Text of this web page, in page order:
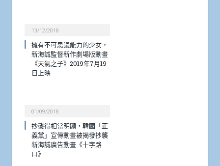
13/12/2018
擁有不可思議能力的少女，
新海誠監督新作劇場版動畫
《天氣之子》2019年7月19
日上映
01/09/2018
抄襲得相當明顯，韓國「正
義黨」宣傳動畫被揭發抄襲
新海誠廣告動畫《十字路
口》